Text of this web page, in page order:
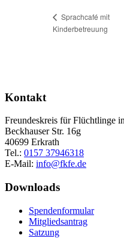
Sprachcafé mit
Kinderbetreuung
Kontakt
Freundeskreis für Flüchtlinge
Beckhauser Str. 16g
40699 Erkrath
Tel.: 0157 37946318
E-Mail: info@fkfe.de
Downloads
Spendenformular
Mitgliedsantrag
Satzung